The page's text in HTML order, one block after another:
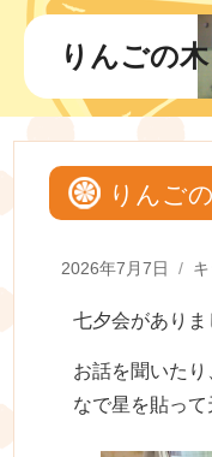
りんごの木
りんご
Posted
2026年7月7日
七夕会がありま
お話を聞いた
なで星を貼って